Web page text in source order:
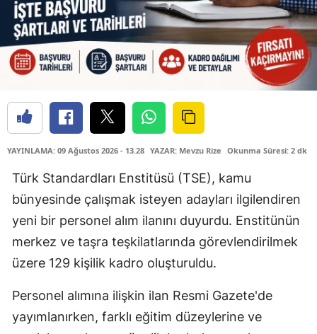
YAYINLAMA: 09 Ağustos 2026 - 13.28 YAZAR: Mevzu Rize Okunma Süresi: 2 dk
Türk Standardları Enstitüsü (TSE), kamu
bünyesinde çalışmak isteyen adayları ilgilendiren
yeni bir personel alım ilanını duyurdu. Enstitünün
merkez ve taşra teşkilatlarında görevlendirilmek
üzere 129 kişilik kadro oluşturuldu.
Personel alımına ilişkin ilan Resmi Gazete'de
yayımlanırken, farklı eğitim düzeylerine ve